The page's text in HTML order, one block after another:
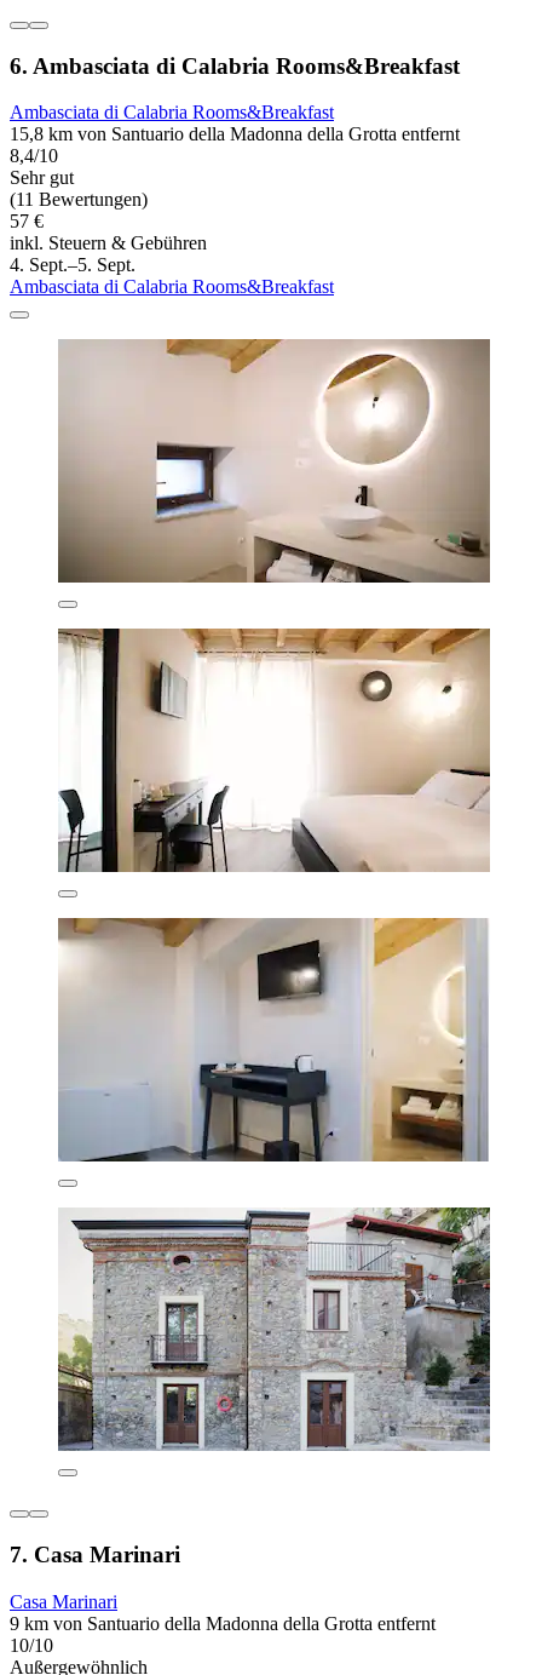
6. Ambasciata di Calabria Rooms&Breakfast
Ambasciata di Calabria Rooms&Breakfast
15,8 km von Santuario della Madonna della Grotta entfernt
8,4/10
Sehr gut
(11 Bewertungen)
57 €
inkl. Steuern & Gebühren
4. Sept.–5. Sept.
Ambasciata di Calabria Rooms&Breakfast
7. Casa Marinari
Casa Marinari
9 km von Santuario della Madonna della Grotta entfernt
10/10
Außergewöhnlich